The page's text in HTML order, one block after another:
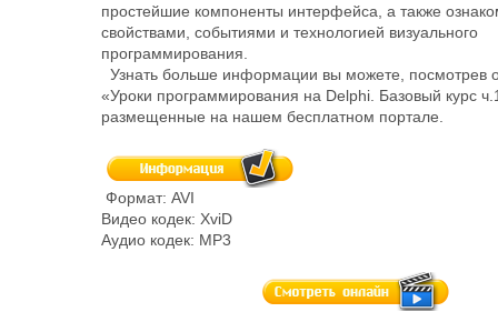
простейшие компоненты интерфейса, а также
свойствами, событиями и технологией визуального
программирования.
Узнать больше информации вы можете, посмотрев
«Уроки программирования на Delphi. Базовый курс
размещенные на нашем бесплатном портале.
Формат: AVI
Видео кодек: XviD
Аудио кодек: MP3